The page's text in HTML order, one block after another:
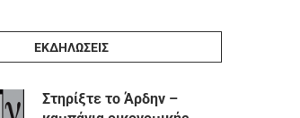
ΕΚΔΗΛΩΣΕΙΣ
Στηρίξτε το Άρδην –